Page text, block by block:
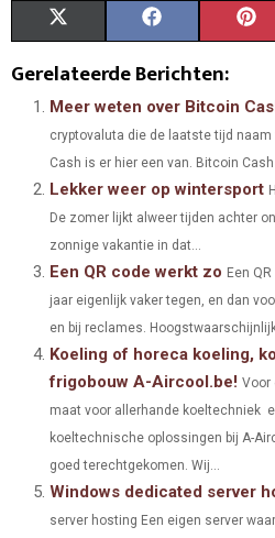
R
O
N
T
W
I
T
T
E
R
)
R
O
C
E
O
K
R
O
N
T
R
S
T
Gerelateerde Berichten:
Meer weten over Bitcoin
cryptovaluta die de laatste tijd
Cash is er hier een van. Bitcoin Cash
Lekker weer op wintersport
De zomer lijkt alweer tijden achter
zonnige vakantie in dat...
Een QR code werkt zo Een
jaar eigenlijk vaker tegen, en dan
en bij reclames. Hoogstwaarschijnlijk
Koeling of horeca koeling,
frigobouw A-Aircool.be! Voor
maat voor allerhande koeltechniek
koeltechnische oplossingen bij A-
goed terechtgekomen. Wij...
Windows dedicated server
server hosting Een eigen server